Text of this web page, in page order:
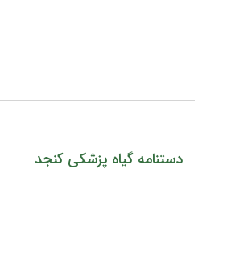
دستنامه گیاه پزشکی کنجد